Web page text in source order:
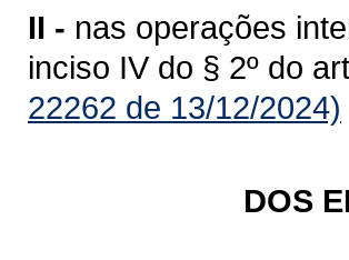
II - nas operações
inciso IV do § 2º do
22262 de 13/12/2024)
DOS